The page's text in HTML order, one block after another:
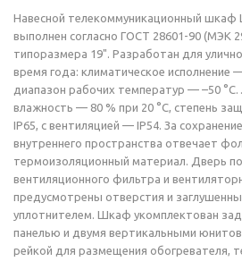
Навесной телекоммуникационный
выполнен согласно ГОСТ 28601-90 (МЭК
типоразмера 19". Разработан для
время года: климатическое исполнение
диапазон рабочих температур — –50
влажность — 80 % при 20 °C, степень
IP65, с вентиляцией — IP54. За
внутреннего пространства отвечает
термоизоляционный материал. Дверь
вентиляционного фильтра и
предусмотрены отверстия и
уплотнителем. Шкаф укомплектован
панелью и двумя вертикальными
рейкой для размещения обогревателя,